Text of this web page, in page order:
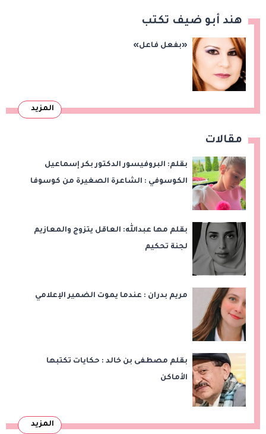
هند أبو ضيف تكتب
«بفعل فاعل»
المزيد
مقالات
بقلم: البروفيسور الدكتور بكر إسماعيل
الكوسوفي : الشاعرة الصغيرة من كوسوفا
بقلم مها عبدالله: العاقل يتزوج والمعازيم
لجنة تحكيم
مريم بدران : عندما يموت الضمير الإعلامي
بقلم مصطفى بن خالد : حكايات تكتبها
الأماكن
المزيد